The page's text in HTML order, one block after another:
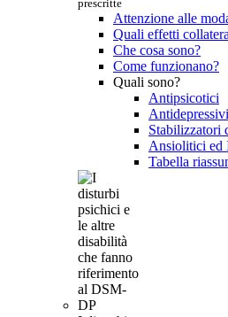
prescritte
Attenzione alle
Quali effetti
Che cosa sono?
Come funzionano?
Quali sono?
Antipsicotici
Antidepressivi
Stabilizzatori
Ansiolitici ed
Tabella